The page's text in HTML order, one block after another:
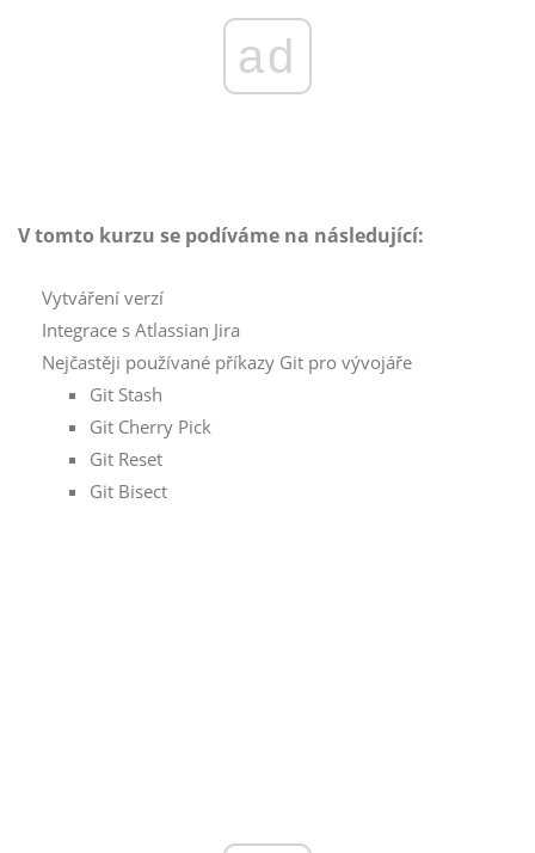
ad
V tomto kurzu se podíváme na následující:
Vytváření verzí
Integrace s Atlassian Jira
Nejčastěji používané příkazy Git pro vývojáře
Git Stash
Git Cherry Pick
Git Reset
Git Bisect